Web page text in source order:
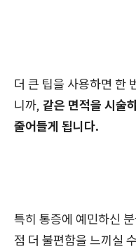
더 큰 팁을 사용하면 한
니까, 같은 면적을 시술
줄어들게 됩니다.
특히 통증에 예민하신
점 더 불편함을 느끼실